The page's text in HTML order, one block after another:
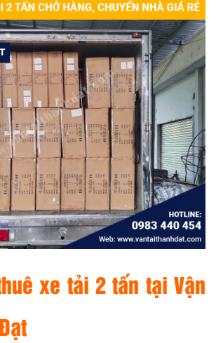
xe tải 2 tấn tại Vận